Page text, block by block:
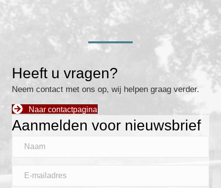
Heeft u vragen?
Neem contact met ons op, wij helpen graag verder.
Naar contactpagina
Aanmelden voor nieuwsbrief
m